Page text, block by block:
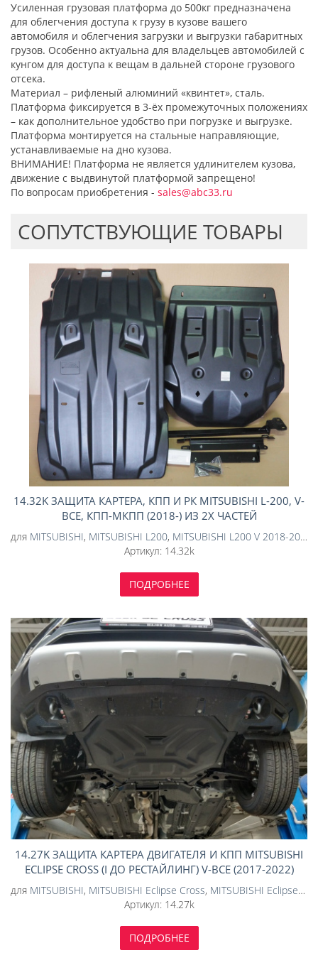
Усиленная грузовая платформа до 500кг предназначена
для облегчения доступа к грузу в кузове вашего
автомобиля и облегчения загрузки и выгрузки габаритных
грузов. Особенно актуальна для владельцев автомобилей с
кунгом для доступа к вещам в дальней стороне грузового
отсека.
Материал – рифленый алюминий «квинтет», сталь.
Платформа фиксируется в 3-ёх промежуточных положениях
– как дополнительное удобство при погрузке и выгрузке.
Платформа монтируется на стальные направляющие,
устанавливаемые на дно кузова.
ВНИМАНИЕ! Платформа не является удлинителем кузова,
движение с выдвинутой платформой запрещено!
По вопросам приобретения - sales@abc33.ru
CОПУТСТВУЮЩИЕ ТОВАРЫ
14.32K ЗАЩИТА КАРТЕРА, КПП И РК MITSUBISHI L-200, V-
ВСЕ, КПП-МКПП (2018-) ИЗ 2Х ЧАСТЕЙ
для MITSUBISHI, MITSUBISHI L200, MITSUBISHI L200 V 2018-2025
Артикул: 14.32k
ПОДРОБНЕЕ
14.27K ЗАЩИТА КАРТЕРА ДВИГАТЕЛЯ И КПП MITSUBISHI
ECLIPSE CROSS (I ДО РЕСТАЙЛИНГ) V-ВСЕ (2017-2022)
(КОМПОЗИТ 6 ММ)
для MITSUBISHI, MITSUBISHI Eclipse Cross, MITSUBISHI Eclipse Cross 2017-
Артикул: 14.27k
ПОДРОБНЕЕ